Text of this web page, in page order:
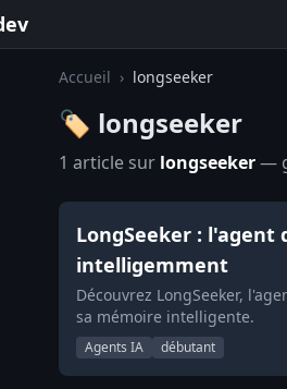
Accueil › longseeker
🏷️ longseeker
1 article sur longseeker—
LongSeeker : l'agent
intelligemment
Découvrez LongSeeker,
sa mémoire intelligente.
Agents IA débutant